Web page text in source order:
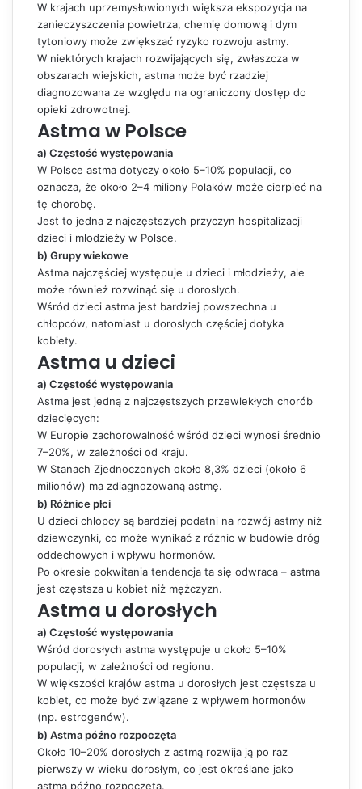
W krajach uprzemysłowionych większa ekspozycja na
zanieczyszczenia powietrza, chemię domową i dym
tytoniowy może zwiększać ryzyko rozwoju astmy.
W niektórych krajach rozwijających się, zwłaszcza w
obszarach wiejskich, astma może być rzadziej
diagnozowana ze względu na ograniczony dostęp do
opieki zdrowotnej.
Astma w Polsce
a) Częstość występowania
W Polsce astma dotyczy około 5–10% populacji, co
oznacza, że około 2–4 miliony Polaków może cierpieć na
tę chorobę.
Jest to jedna z najczęstszych przyczyn hospitalizacji
dzieci i młodzieży w Polsce.
b) Grupy wiekowe
Astma najczęściej występuje u dzieci i młodzieży, ale
może również rozwinąć się u dorosłych.
Wśród dzieci astma jest bardziej powszechna u
chłopców, natomiast u dorosłych częściej dotyka
kobiety.
Astma u dzieci
a) Częstość występowania
Astma jest jedną z najczęstszych przewlekłych chorób
dziecięcych:
W Europie zachorowalność wśród dzieci wynosi średnio
7–20%, w zależności od kraju.
W Stanach Zjednoczonych około 8,3% dzieci (około 6
milionów) ma zdiagnozowaną astmę.
b) Różnice płci
U dzieci chłopcy są bardziej podatni na rozwój astmy niż
dziewczynki, co może wynikać z różnic w budowie dróg
oddechowych i wpływu hormonów.
Po okresie pokwitania tendencja ta się odwraca – astma
jest częstsza u kobiet niż mężczyzn.
Astma u dorosłych
a) Częstość występowania
Wśród dorosłych astma występuje u około 5–10%
populacji, w zależności od regionu.
W większości krajów astma u dorosłych jest częstsza u
kobiet, co może być związane z wpływem hormonów
(np. estrogenów).
b) Astma późno rozpoczęta
Około 10–20% dorosłych z astmą rozwija ją po raz
pierwszy w wieku dorosłym, co jest określane jako
astma późno rozpoczęta.